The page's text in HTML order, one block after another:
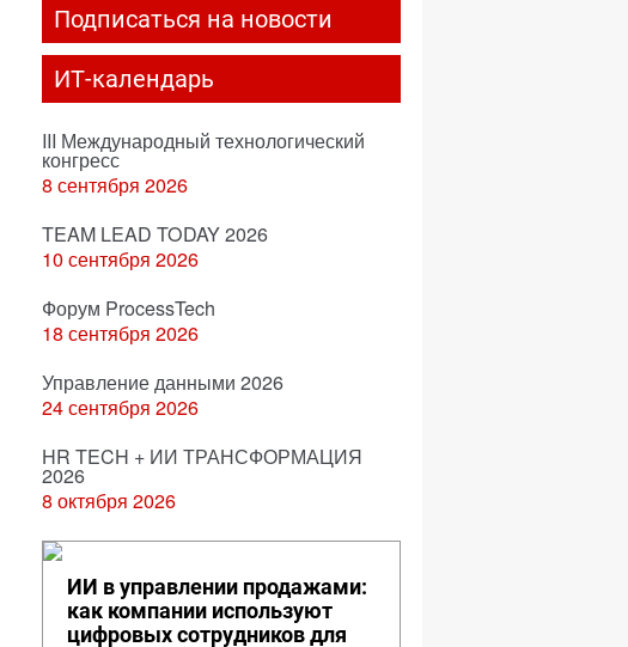
Подписаться на новости
ИТ-календарь
III Международный технологический
конгресс
8 сентября 2026
TEAM LEAD TODAY 2026
10 сентября 2026
Форум ProcessTech
18 сентября 2026
Управление данными 2026
24 сентября 2026
HR TECH + ИИ ТРАНСФОРМАЦИЯ
2026
8 октября 2026
ИИ в управлении продажами:
как компании используют
цифровых сотрудников для